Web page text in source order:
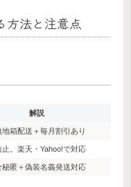
方法と注意点
解説
箱配送＋毎月割引あり
。楽天・Yahoo!で対応
秘匿＋偽装名義発送対応